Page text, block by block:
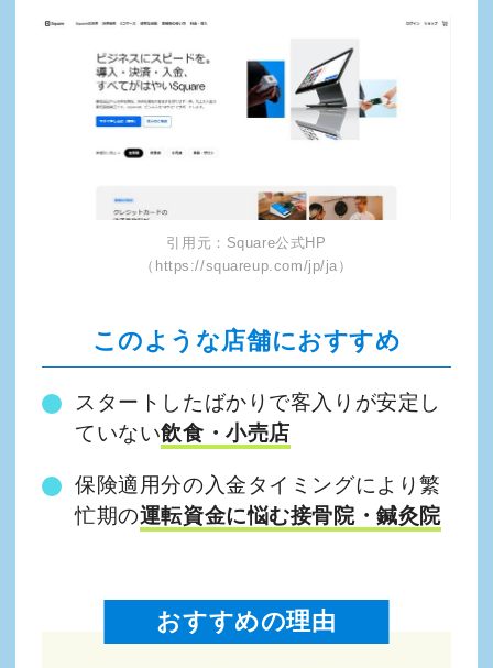
引用元：Square公式HP
（https://squareup.com/jp/ja）
このような店舗におすすめ
スタートしたばかりで客入りが安定し
ていない飲食・小売店
保険適用分の入金タイミングにより繁
忙期の運転資金に悩む接骨院・鍼灸院
おすすめの理由